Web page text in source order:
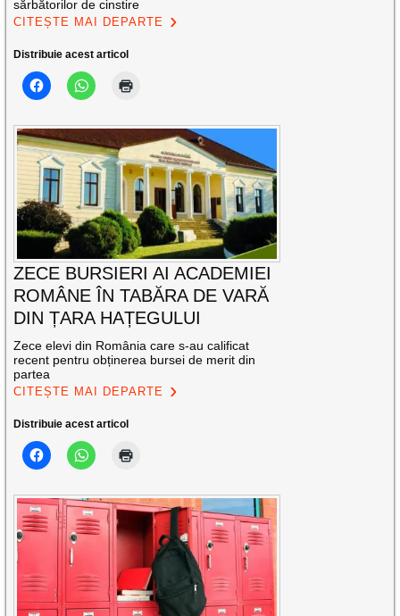
sărbătorilor de cinstire
CITEȘTE MAI DEPARTE
Distribuie acest articol
ZECE BURSIERI AI ACADEMIEI
ROMÂNE ÎN TABĂRA DE VARĂ
DIN ȚARA HAȚEGULUI
Zece elevi din România care s-au calificat
recent pentru obținerea bursei de merit din
partea
CITEȘTE MAI DEPARTE
Distribuie acest articol